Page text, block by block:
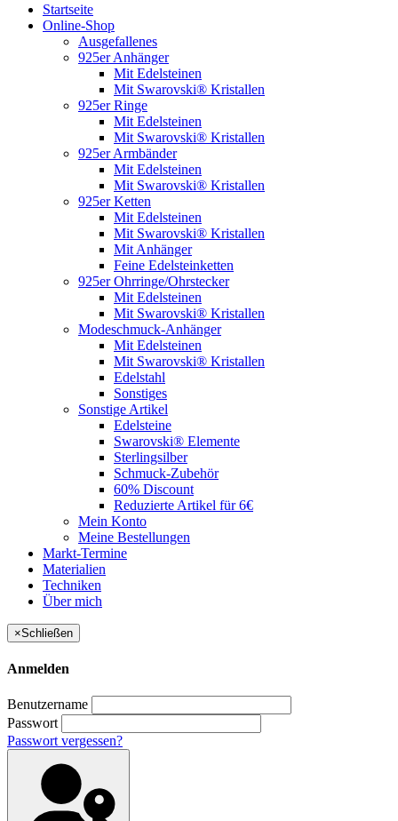
Startseite
Online-Shop
Ausgefallenes
925er Anhänger
Mit Edelsteinen
Mit Swarovski® Kristallen
925er Ringe
Mit Edelsteinen
Mit Swarovski® Kristallen
925er Armbänder
Mit Edelsteinen
Mit Swarovski® Kristallen
925er Ketten
Mit Edelsteinen
Mit Swarovski® Kristallen
Mit Anhänger
Feine Edelsteinketten
925er Ohrringe/Ohrstecker
Mit Edelsteinen
Mit Swarovski® Kristallen
Modeschmuck-Anhänger
Mit Edelsteinen
Mit Swarovski® Kristallen
Edelstahl
Sonstiges
Sonstige Artikel
Edelsteine
Swarovski® Elemente
Sterlingsilber
Schmuck-Zubehör
60% Discount
Reduzierte Artikel für 6€
Mein Konto
Meine Bestellungen
Markt-Termine
Materialien
Techniken
Über mich
×Schließen
Anmelden
Benutzername
Passwort
Passwort vergessen?